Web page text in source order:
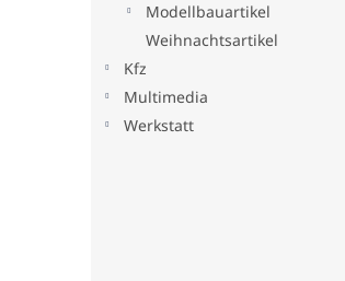
Modellbauartikel
Weihnachtsartikel
Kfz
Multimedia
Werkstatt